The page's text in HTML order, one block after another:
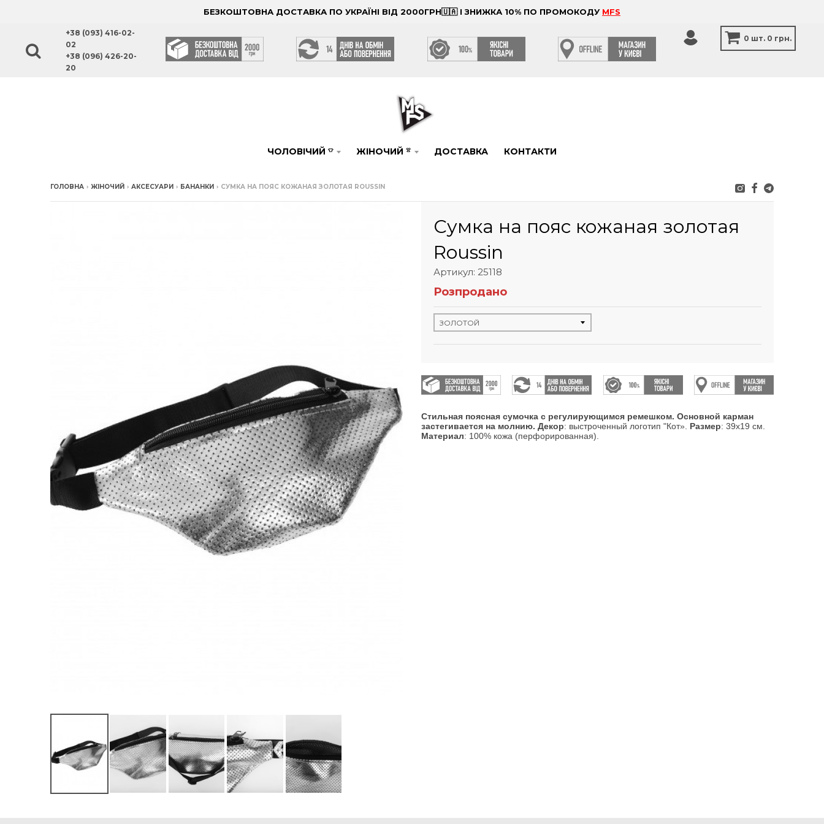
БЕЗКОШТОВНА ДОСТАВКА ПО УКРАЇНІ ВІД 2000ГРН🇺🇦 І ЗНИЖКА 10% ПО ПРОМОКОДУ MFS
+38 (093) 416-02-
02
+38 (096) 426-20-
20
0 шт. 0 грн.
ЧОЛОВІЧИЙ 👕 ЖІНОЧИЙ 👚 ДОСТАВКА КОНТАКТИ
ГОЛОВНА › ЖІНОЧИЙ › АКСЕСУАРИ › БАНАНКИ › СУМКА НА ПОЯС КОЖАНАЯ ЗОЛОТАЯ ROUSSIN
Сумка на пояс кожаная золотая
Roussin
Артикул: 25118
Розпродано
Стильная поясная сумочка с регулирующимся ремешком. Основной карман
застегивается на молнию. Декор: выстроченный логотип "Кот». Размер: 39х19 см.
Материал: 100% кожа (перфорированная).